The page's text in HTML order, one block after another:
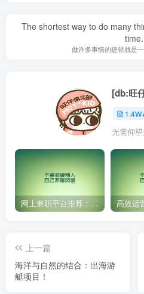
The shortest way to do many
time.
做许多事情的捷径就是
[db:旺
无需仰
网上兼职平台推荐：国外网赚任务！
上一篇
海洋与自然的结合：出海游
艇项目！